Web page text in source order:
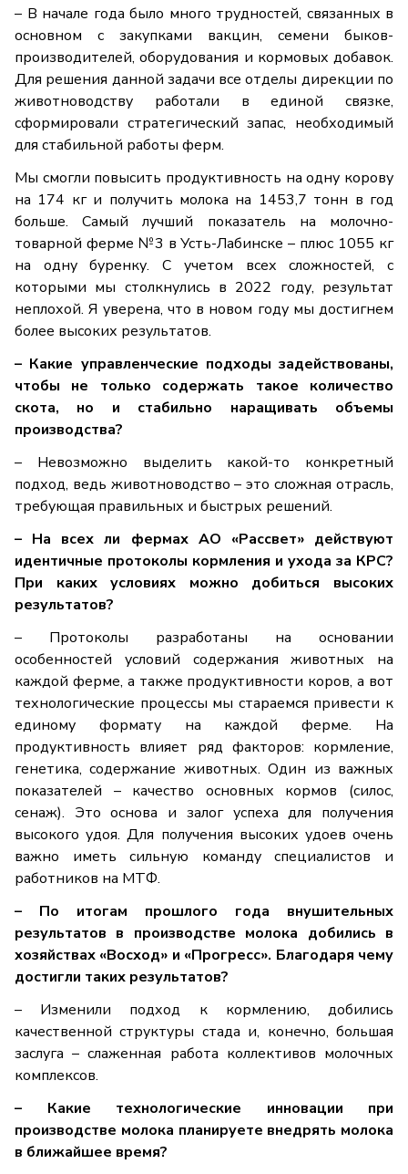
– В начале года было много трудностей, связанных в
основном с закупками вакцин, семени быков-
производителей, оборудования и кормовых добавок.
Для решения данной задачи все отделы дирекции по
животноводству работали в единой связке,
сформировали стратегический запас, необходимый
для стабильной работы ферм.
Мы смогли повысить продуктивность на одну корову
на 174 кг и получить молока на 1453,7 тонн в год
больше. Самый лучший показатель на молочно-
товарной ферме №3 в Усть-Лабинске – плюс 1055 кг
на одну буренку. С учетом всех сложностей, с
которыми мы столкнулись в 2022 году, результат
неплохой. Я уверена, что в новом году мы достигнем
более высоких результатов.
– Какие управленческие подходы задействованы,
чтобы не только содержать такое количество
скота, но и стабильно наращивать объемы
производства?
– Невозможно выделить какой-то конкретный
подход, ведь животноводство – это сложная отрасль,
требующая правильных и быстрых решений.
– На всех ли фермах АО «Рассвет» действуют
идентичные протоколы кормления и ухода за КРС?
При каких условиях можно добиться высоких
результатов?
– Протоколы разработаны на основании
особенностей условий содержания животных на
каждой ферме, а также продуктивности коров, а вот
технологические процессы мы стараемся привести к
единому формату на каждой ферме. На
продуктивность влияет ряд факторов: кормление,
генетика, содержание животных. Один из важных
показателей – качество основных кормов (силос,
сенаж). Это основа и залог успеха для получения
высокого удоя. Для получения высоких удоев очень
важно иметь сильную команду специалистов и
работников на МТФ.
– По итогам прошлого года внушительных
результатов в производстве молока добились в
хозяйствах «Восход» и «Прогресс». Благодаря чему
достигли таких результатов?
– Изменили подход к кормлению, добились
качественной структуры стада и, конечно, большая
заслуга – слаженная работа коллективов молочных
комплексов.
– Какие технологические инновации при
производстве молока планируете внедрять молока
в ближайшее время?